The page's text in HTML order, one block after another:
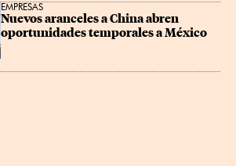
EMPRESAS
Nuevos aranceles a China abren
oportunidades temporales a México